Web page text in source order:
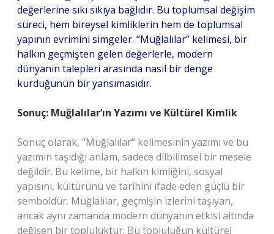
değerlerine sıkı sıkıya bağlıdır. Bu toplumsal değişim
süreci, hem bireysel kimliklerin hem de toplumsal
yapının evrimini simgeler. “Muğlalılar” kelimesi, bir
halkın geçmişten gelen değerlerle, modern
dünyanın talepleri arasında nasıl bir denge
kurduğunun bir yansımasıdır.
Sonuç: Muğlalılar’ın Yazımı ve Kültürel Kimlik
Sonuç olarak, “Muğlalılar” kelimesinin yazımı ve bu
yazımın taşıdığı anlam, sadece dilbilimsel bir mesele
değildir. Bu kelime, bir halkın kimliğini, sosyal
yapısını, kültürünü ve tarihini ifade eden güçlü bir
semboldür. Muğlalılar, geçmişin izlerini taşıyan,
ancak aynı zamanda modern dünyanın etkisi altında
değişen bir topluluktur. Bu topluluğun kültürel